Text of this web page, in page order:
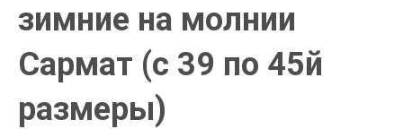
зимние на молнии
Сармат (с 39 по 45й
размеры)